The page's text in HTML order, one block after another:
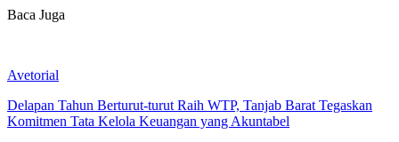
Baca Juga
Avetorial
Delapan Tahun Berturut-turut Raih WTP, Tanjab Barat Tegaskan
Komitmen Tata Kelola Keuangan yang Akuntabel